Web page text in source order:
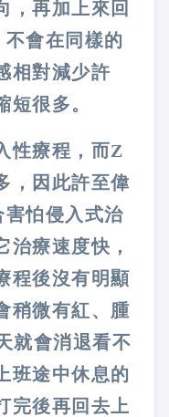
，再加上來回
會在同樣的
相對減少許
短很多。
性療程，而Z
，因此許至偉
怕侵入式治
治療速度快，
程後沒有明顯
稍微有紅、腫
就會消退看不
班途中休息的
完後再回去上